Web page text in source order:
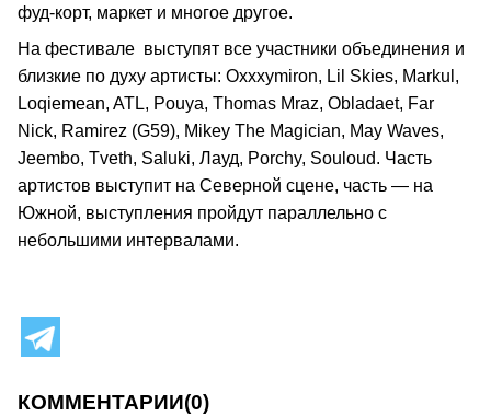
фуд-корт, маркет и многое другое.
На фестивале выступят все участники объединения и
близкие по духу артисты: Oxxxymiron, Lil Skies, Markul,
Loqiemean, ATL, Pouya, Thomas Mraz, Obladaet, Far
Nick, Ramirez (G59), Mikey The Magician, May Waves,
Jeembo, Tveth, Saluki, Лауд, Porchy, Souloud. Часть
артистов выступит на Северной сцене, часть — на
Южной, выступления пройдут параллельно с
небольшими интервалами.
КОММЕНТАРИИ(0)